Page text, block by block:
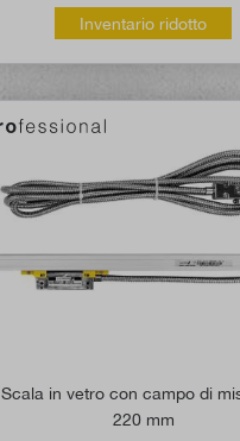
Inventario ridotto
Scala in vetro con campo di
220 mm